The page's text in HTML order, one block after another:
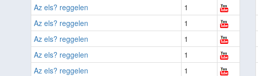
Az els? reggelen
1
Az els? reggelen
1
Az els? reggelen
1
Az els? reggelen
1
Az els? reggelen
1